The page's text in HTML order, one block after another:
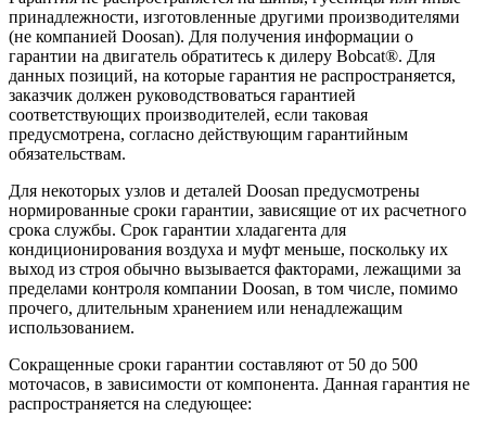
принадлежности, изготовленные другими производителями
(не компанией Doosan). Для получения информации о
гарантии на двигатель обратитесь к дилеру Bobcat®. Для
данных позиций, на которые гарантия не распространяется,
заказчик должен руководствоваться гарантией
соответствующих производителей, если таковая
предусмотрена, согласно действующим гарантийным
обязательствам.
Для некоторых узлов и деталей Doosan предусмотрены
нормированные сроки гарантии, зависящие от их расчетного
срока службы. Срок гарантии хладагента для
кондиционирования воздуха и муфт меньше, поскольку их
выход из строя обычно вызывается факторами, лежащими за
пределами контроля компании Doosan, в том числе, помимо
прочего, длительным хранением или ненадлежащим
использованием.
Сокращенные сроки гарантии составляют от 50 до 500
моточасов, в зависимости от компонента. Данная гарантия не
распространяется на следующее: